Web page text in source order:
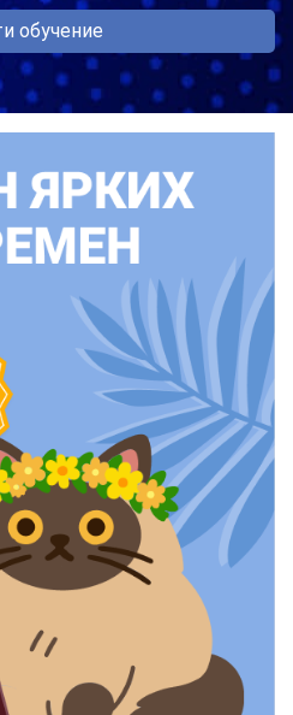
обучение